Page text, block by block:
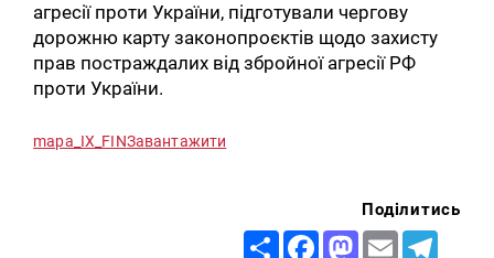
агресії проти України, підготували чергову
дорожню карту законопроєктів щодо захисту
прав постраждалих від збройної агресії РФ
проти України.
mapa_IX_FINЗавантажити
Поділитись
Share FacebookMastodon
Email